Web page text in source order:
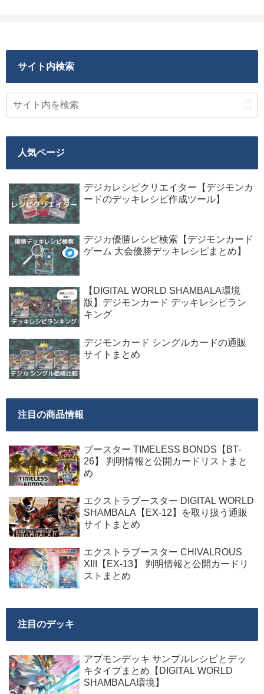
サイト内検索
人気ページ
デジカレシピクリエイター【デジモンカ
ードのデッキレシピ作成ツール】
デジカ優勝レシピ検索【デジモンカード
ゲーム 大会優勝デッキレシピまとめ】
【DIGITAL WORLD SHAMBALA環境
版】デジモンカード デッキレシピラン
キング
デジモンカード シングルカードの通販
サイトまとめ
注目の商品情報
ブースター TIMELESS BONDS【BT-
26】 判明情報と公開カードリストまと
め
エクストラブースター DIGITAL WORLD
SHAMBALA【EX-12】を取り扱う通販
サイトまとめ
エクストラブースター CHIVALROUS
XIII【EX-13】 判明情報と公開カードリ
ストまとめ
注目のデッキ
アプモンデッキ サンプルレシピとデッ
キタイプまとめ【DIGITAL WORLD
SHAMBALA環境】